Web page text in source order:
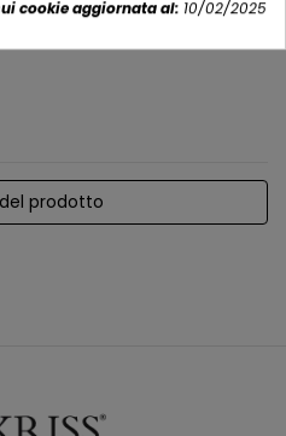
prodotto
cookie aggiornata al: 10/02/2025